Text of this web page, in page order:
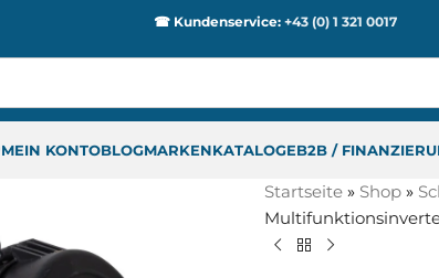
☎ Kundenservice:+43 (0) 1 321 0017
MEIN KONTOBLOGMARKENKATALOGEB2B /
Startseite » Shop »